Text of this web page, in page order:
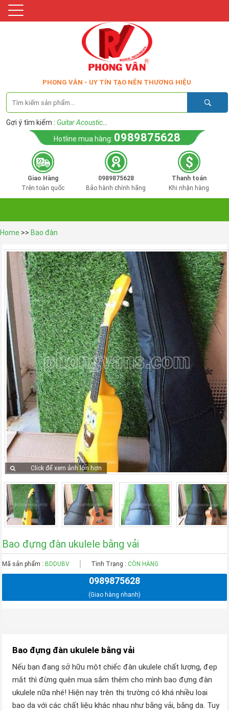
PHONG VÂN - UY TÍN TẠO NÊN THƯƠNG HIỆU
Gợi ý tìm kiếm : Guitar Acoustic
Hotline mua hàng: 0989875628
Giao Hàng
Trên toàn quốc
0989875628
Bảo hành chính hãng
Thanh toán
Khi nhận hàng
Home >> Bao đàn
Click để xem ảnh lớn hơn
Bao đựng đàn ukulele bằng vải
Mã sản phẩm : BDDUBV Tình Trạng : CÒN HÀNG
0989875628
(Giao hàng nhanh)
Bao đựng đàn ukulele bằng vải
Nếu bạn đang sở hữu một chiếc đàn ukulele chất lượng, đẹp
mắt thì đừng quên mua sắm thêm cho mình bao đựng đàn
ukulele nữa nhé! Hiện nay trên thị trường có khá nhiều loại
bao da với các chất liệu khác nhau như bằng vải, bằng da. Tuy